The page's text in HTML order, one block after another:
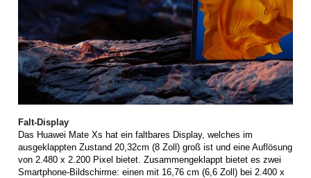
Falt-Display
Das Huawei Mate Xs hat ein faltbares Display, welches im
ausgeklappten Zustand 20,32cm (8 Zoll) groß ist und eine Auflösung
von 2.480 x 2.200 Pixel bietet. Zusammengeklappt bietet es zwei
Smartphone-Bildschirme: einen mit 16,76 cm (6,6 Zoll) bei 2.400 x